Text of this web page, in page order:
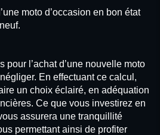
moto d’occasion en bon état
pour l’achat d’une nouvelle moto
En effectuant ce calcul,
un choix éclairé, en adéquation
Ce que vous investirez en
assurera une tranquillité
permettant ainsi de profiter